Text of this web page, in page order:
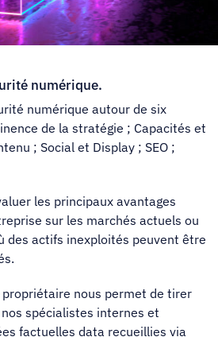
numérique.
numérique autour de six
de la stratégie ; Capacités et
; Social et Display ; SEO ;
les principaux avantages
sur les marchés actuels ou
des actifs inexploités peuvent être
nous permet de tirer
spécialistes internes et
factuelles data recueillies via